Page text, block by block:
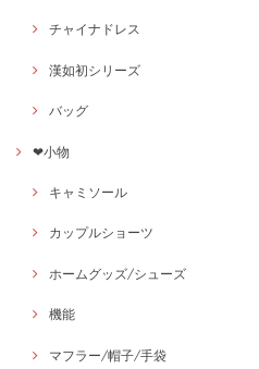
チャイナドレス
漢如初シリーズ
バッグ
❤小物
キャミソール
カップルショーツ
ホームグッズ/シューズ
機能
マフラー/帽子/手袋